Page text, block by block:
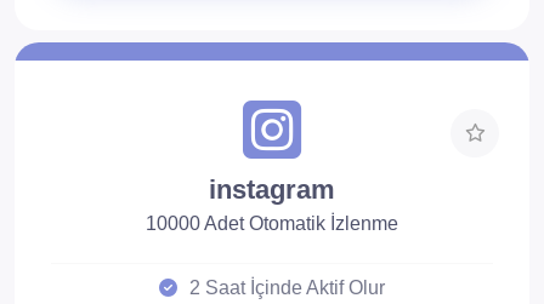
instagram
10000 Adet Otomatik İzlenme
2 Saat İçinde Aktif Olur